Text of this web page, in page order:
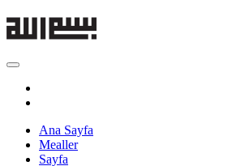
Ana Sayfa
Mealler
Sayfa